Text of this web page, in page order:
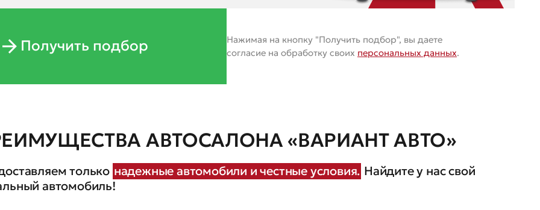
Получить подбор
Нажимая на кнопку "Получить подбор", вы даете
согласие на обработку своих персональных данных.
АВТОСАЛОНА «ВАРИАНТ АВТО»
только надежные автомобили и честные условия. Найдите у нас свой
автомобиль!